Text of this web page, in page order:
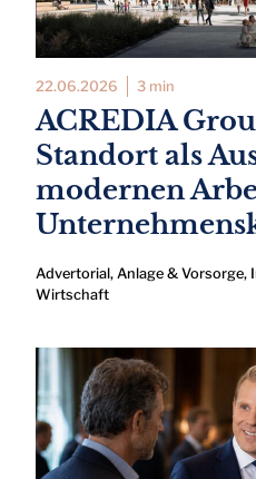
22.06.2026 3 min
ACREDIA
Standort als
modernen
Advertorial, Anlage & Vorsorge,
Wirtschaft